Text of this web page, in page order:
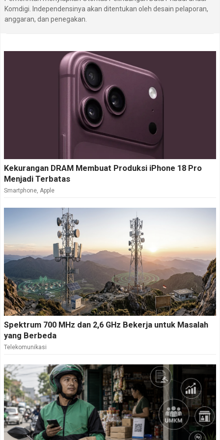
Komdigi. Independensinya akan ditentukan oleh desain pelaporan,
anggaran, dan penegakan.
Kekurangan DRAM Membuat Produksi iPhone 18 Pro
Menjadi Terbatas
Smartphone, Apple
Spektrum 700 MHz dan 2,6 GHz Bekerja untuk Masalah
yang Berbeda
Telekomunikasi